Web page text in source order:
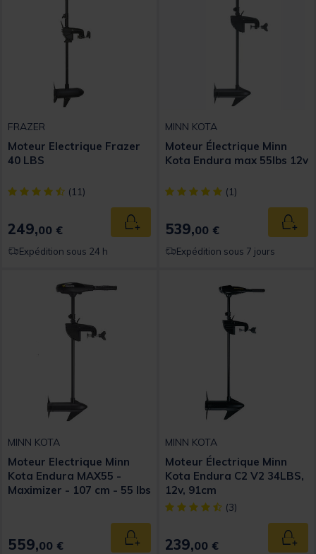
FRAZER
Moteur Electrique Frazer
40 LBS
[object Object] out of 5 Customer Rating
(11)
249,00 € Ajouter au panier
Expédition sous 24 h
MINN KOTA
Moteur Électrique Minn
Kota Endura max 55lbs 12v
[object Object] out of 5
(1)
539,00 €
Expédition sous 7 jours
MINN KOTA
Moteur Electrique Minn
Kota Endura MAX55 -
Maximizer - 107 cm - 55 lbs
559,00 € Ajouter au panier
MINN KOTA
Moteur Électrique Minn
Kota Endura C2 V2 34LBS,
12v, 91cm
[object Object] out of 5
(3)
239,00 €